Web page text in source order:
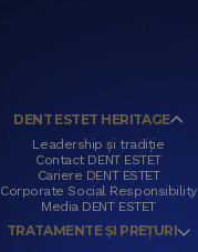
DENT ESTET HERITAGE
Leadership și tradiție
Contact DENT ESTET
Cariere DENT ESTET
Corporate Social Responsibility
Media DENT ESTET
TRATAMENTE ȘI PREȚURI